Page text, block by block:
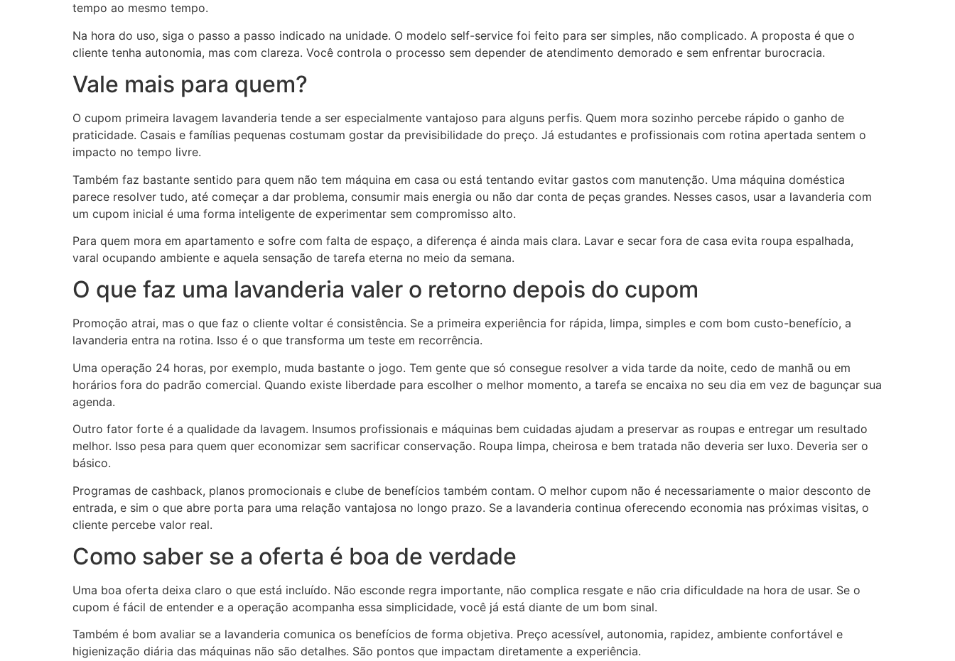
tempo ao mesmo tempo.
Na hora do uso, siga o passo a passo indicado na unidade. O modelo self-service foi feito para ser simples, não complicado. A proposta é que o
cliente tenha autonomia, mas com clareza. Você controla o processo sem depender de atendimento demorado e sem enfrentar burocracia.
Vale mais para quem?
O cupom primeira lavagem lavanderia tende a ser especialmente vantajoso para alguns perfis. Quem mora sozinho percebe rápido o ganho de
praticidade. Casais e famílias pequenas costumam gostar da previsibilidade do preço. Já estudantes e profissionais com rotina apertada sentem o
impacto no tempo livre.
Também faz bastante sentido para quem não tem máquina em casa ou está tentando evitar gastos com manutenção. Uma máquina doméstica
parece resolver tudo, até começar a dar problema, consumir mais energia ou não dar conta de peças grandes. Nesses casos, usar a lavanderia com
um cupom inicial é uma forma inteligente de experimentar sem compromisso alto.
Para quem mora em apartamento e sofre com falta de espaço, a diferença é ainda mais clara. Lavar e secar fora de casa evita roupa espalhada,
varal ocupando ambiente e aquela sensação de tarefa eterna no meio da semana.
O que faz uma lavanderia valer o retorno depois do cupom
Promoção atrai, mas o que faz o cliente voltar é consistência. Se a primeira experiência for rápida, limpa, simples e com bom custo-benefício, a
lavanderia entra na rotina. Isso é o que transforma um teste em recorrência.
Uma operação 24 horas, por exemplo, muda bastante o jogo. Tem gente que só consegue resolver a vida tarde da noite, cedo de manhã ou em
horários fora do padrão comercial. Quando existe liberdade para escolher o melhor momento, a tarefa se encaixa no seu dia em vez de bagunçar sua
agenda.
Outro fator forte é a qualidade da lavagem. Insumos profissionais e máquinas bem cuidadas ajudam a preservar as roupas e entregar um resultado
melhor. Isso pesa para quem quer economizar sem sacrificar conservação. Roupa limpa, cheirosa e bem tratada não deveria ser luxo. Deveria ser o
básico.
Programas de cashback, planos promocionais e clube de benefícios também contam. O melhor cupom não é necessariamente o maior desconto de
entrada, e sim o que abre porta para uma relação vantajosa no longo prazo. Se a lavanderia continua oferecendo economia nas próximas visitas, o
cliente percebe valor real.
Como saber se a oferta é boa de verdade
Uma boa oferta deixa claro o que está incluído. Não esconde regra importante, não complica resgate e não cria dificuldade na hora de usar. Se o
cupom é fácil de entender e a operação acompanha essa simplicidade, você já está diante de um bom sinal.
Também é bom avaliar se a lavanderia comunica os benefícios de forma objetiva. Preço acessível, autonomia, rapidez, ambiente confortável e
higienização diária das máquinas não são detalhes. São pontos que impactam diretamente a experiência.